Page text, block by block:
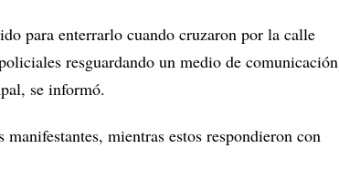
para enterrarlo cuando cruzaron por la calle
resguardando un medio de comunicación
se informó.
mientras estos respondieron con